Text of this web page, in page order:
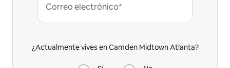
Correo electrónico*
¿Actualmente vives en Camden Midtown Atlanta?